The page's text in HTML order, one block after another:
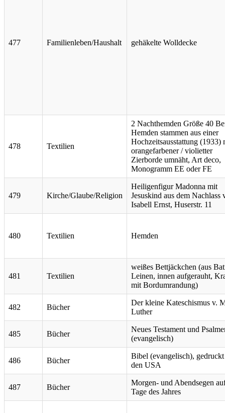
477 Familienleben/Haushalt gehäkelte Wolldecke
478 Textilien
2 Nachthemden Größe 40
Hemden stammen aus einer
Hochzeitsausstattung (1933)
orangefarbener / violietter
Zierborde umnäht, Art deco,
Monogramm EE oder FE
479 Kirche/Glaube/Religion
Heiligenfigur Madonna mit
Jesuskind aus dem Nachlass
Isabell Ernst, Huserstr. 11
480 Textilien Hemden
481 Textilien
weißes Bettjäckchen (aus
Leinen, innen aufgerauht,
mit Bordumrandung)
482 Bücher
Der kleine Kateschismus v.
Luther
485 Bücher
Neues Testament und
(evangelisch)
486 Bücher
Bibel (evangelisch),
den USA
487 Bücher
Morgen- und Abendsegen
Tage des Jahres